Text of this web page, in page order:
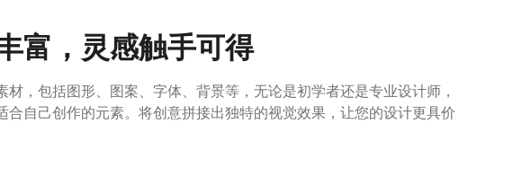
富，灵感触手可得
材，包括图形、图案、字体、背景等，无论是初学者还是专业设计师，
合自己创作的元素。将创意拼接出独特的视觉效果，让您的设计更具价